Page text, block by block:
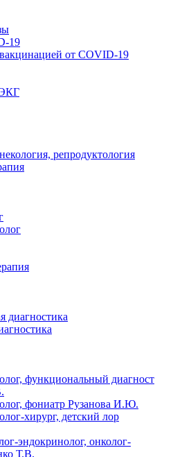
19
от COVID-19
репродуктология
диагностика
функциональный диагност
фониатр Рузанова И.Ю.
хирург, детский лор
эндокринолог, онколог-
Т.В.